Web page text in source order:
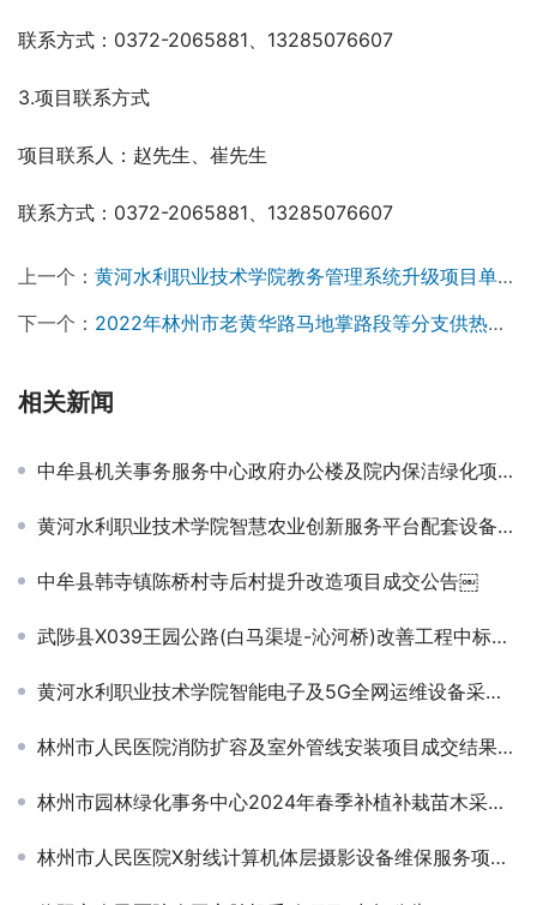
联系方式：0372-2065881、13285076607
3.项目联系方式
项目联系人：赵先生、崔先生
联系方式：0372-2065881、13285076607
上一个： 黄河水利职业技术学院教务管理系统升级项目单一来源结果公示
下一个： 2022年林州市老黄华路马地掌路段等分支供热管网材料采购项目中标结果公告￼
相关新闻
中牟县机关事务服务中心政府办公楼及院内保洁绿化项目结果公告
黄河水利职业技术学院智慧农业创新服务平台配套设备采购项目成交公告￼
中牟县韩寺镇陈桥村寺后村提升改造项目成交公告￼
武陟县X039王园公路(白马渠堤-沁河桥)改善工程中标候选人公示
黄河水利职业技术学院智能电子及5G全网运维设备采购项目成交公告
林州市人民医院消防扩容及室外管线安装项目成交结果公告
林州市园林绿化事务中心2024年春季补植补栽苗木采购项目成交结果公告
林州市人民医院X射线计算机体层摄影设备维保服务项目成交结果公告